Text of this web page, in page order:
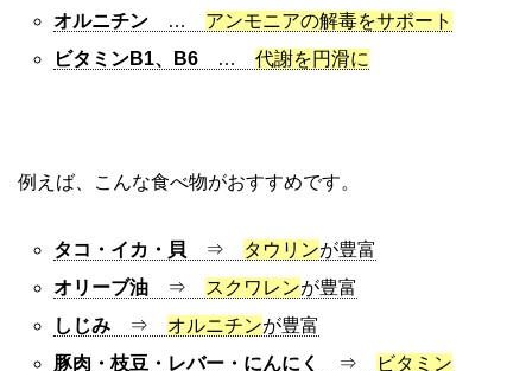
オルニチン … アンモニアの解毒をサポート
ビタミンB1、B6 … 代謝を円滑に
例えば、こんな食べ物がおすすめです。
タコ・イカ・貝 ⇒ タウリンが豊富
オリーブ油 ⇒ スクワレンが豊富
しじみ ⇒ オルニチンが豊富
豚肉・枝豆・レバー・にんにく
⇒
ビタミン